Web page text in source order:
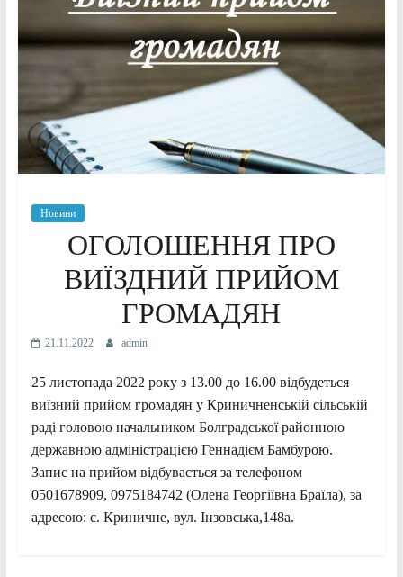
Новини
ОГОЛОШЕННЯ ПРО
ВИЇЗДНИЙ ПРИЙОМ
ГРОМАДЯН
21.11.2022 admin
25 листопада 2022 року з 13.00 до 16.00 відбудеться
виїзний прийом громадян у Криничненській сільській
раді головою начальником Болградської районною
державною адміністрацією Геннадієм Бамбурою.
Запис на прийом відбувається за телефоном
0501678909, 0975184742 (Олена Георгіївна Браїла), за
адресою: с. Криничне, вул. Інзовська,148а.